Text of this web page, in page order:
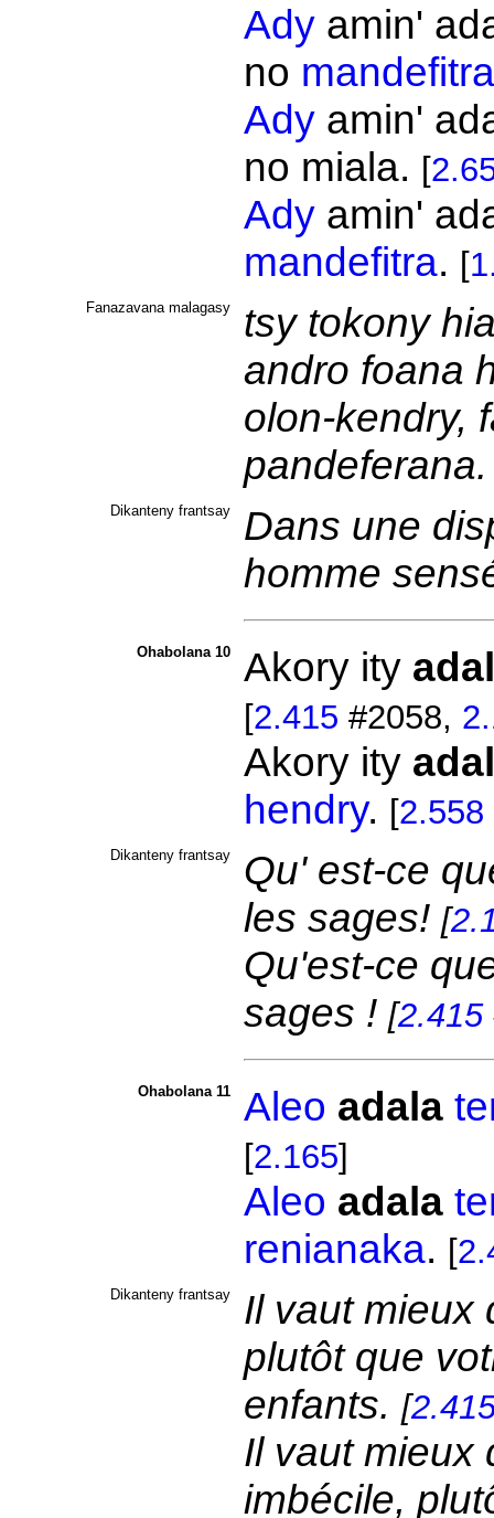
Adyamin'
no mandefitra
Adyamin'
no miala. [
Adyamin'
mandefitra. [
Fanazavana malagasy
tsy tokony
andro foana
olon-kendry,
Dikanteny frantsay
Dans une
homme
Ohabolana 10 Akory ity
[2.415 #2058,
Akory ity
hendry. [2.558
Dikanteny frantsay
Qu' est-ce
les sages! [
Qu'est-ce
sages ! [2.415
Ohabolana 11 Aleo adala
[2.165]
Aleo adala
renianaka. [
Dikanteny frantsay
Il vaut mieux
plutôt que
enfants. [
Il vaut mieux
imbécile,